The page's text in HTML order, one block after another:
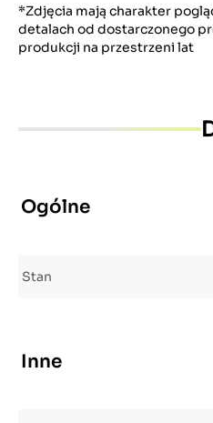
*Zdjęcia mają charakter
detalach od dostarczonego
produkcji na przestrzeni lat
Ogólne
Stan
Inne